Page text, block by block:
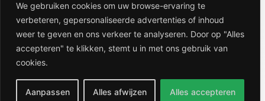
We gebruiken cookies om uw browse-ervaring te
verbeteren, gepersonaliseerde advertenties of inhoud
weer te geven en ons verkeer te analyseren. Door op "Alles
accepteren" te klikken, stemt u in met ons gebruik van
cookies.
Aanpassen Alles afwijzen Alles accepteren
Workwear &
Veiligheid
Kantoor & Receptie
Gezondheid & Beauty
Keuken & Horeca